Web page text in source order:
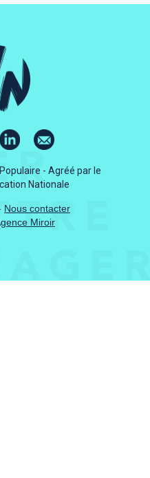
- Agréé par le
Nationale
Nous contacter
Miroir